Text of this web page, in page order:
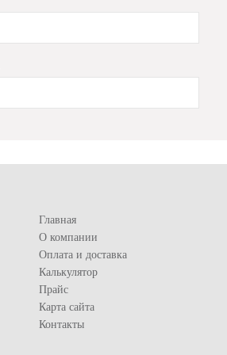
Главная
О компании
Оплата и доставка
Калькулятор
Прайс
Карта сайта
Контакты